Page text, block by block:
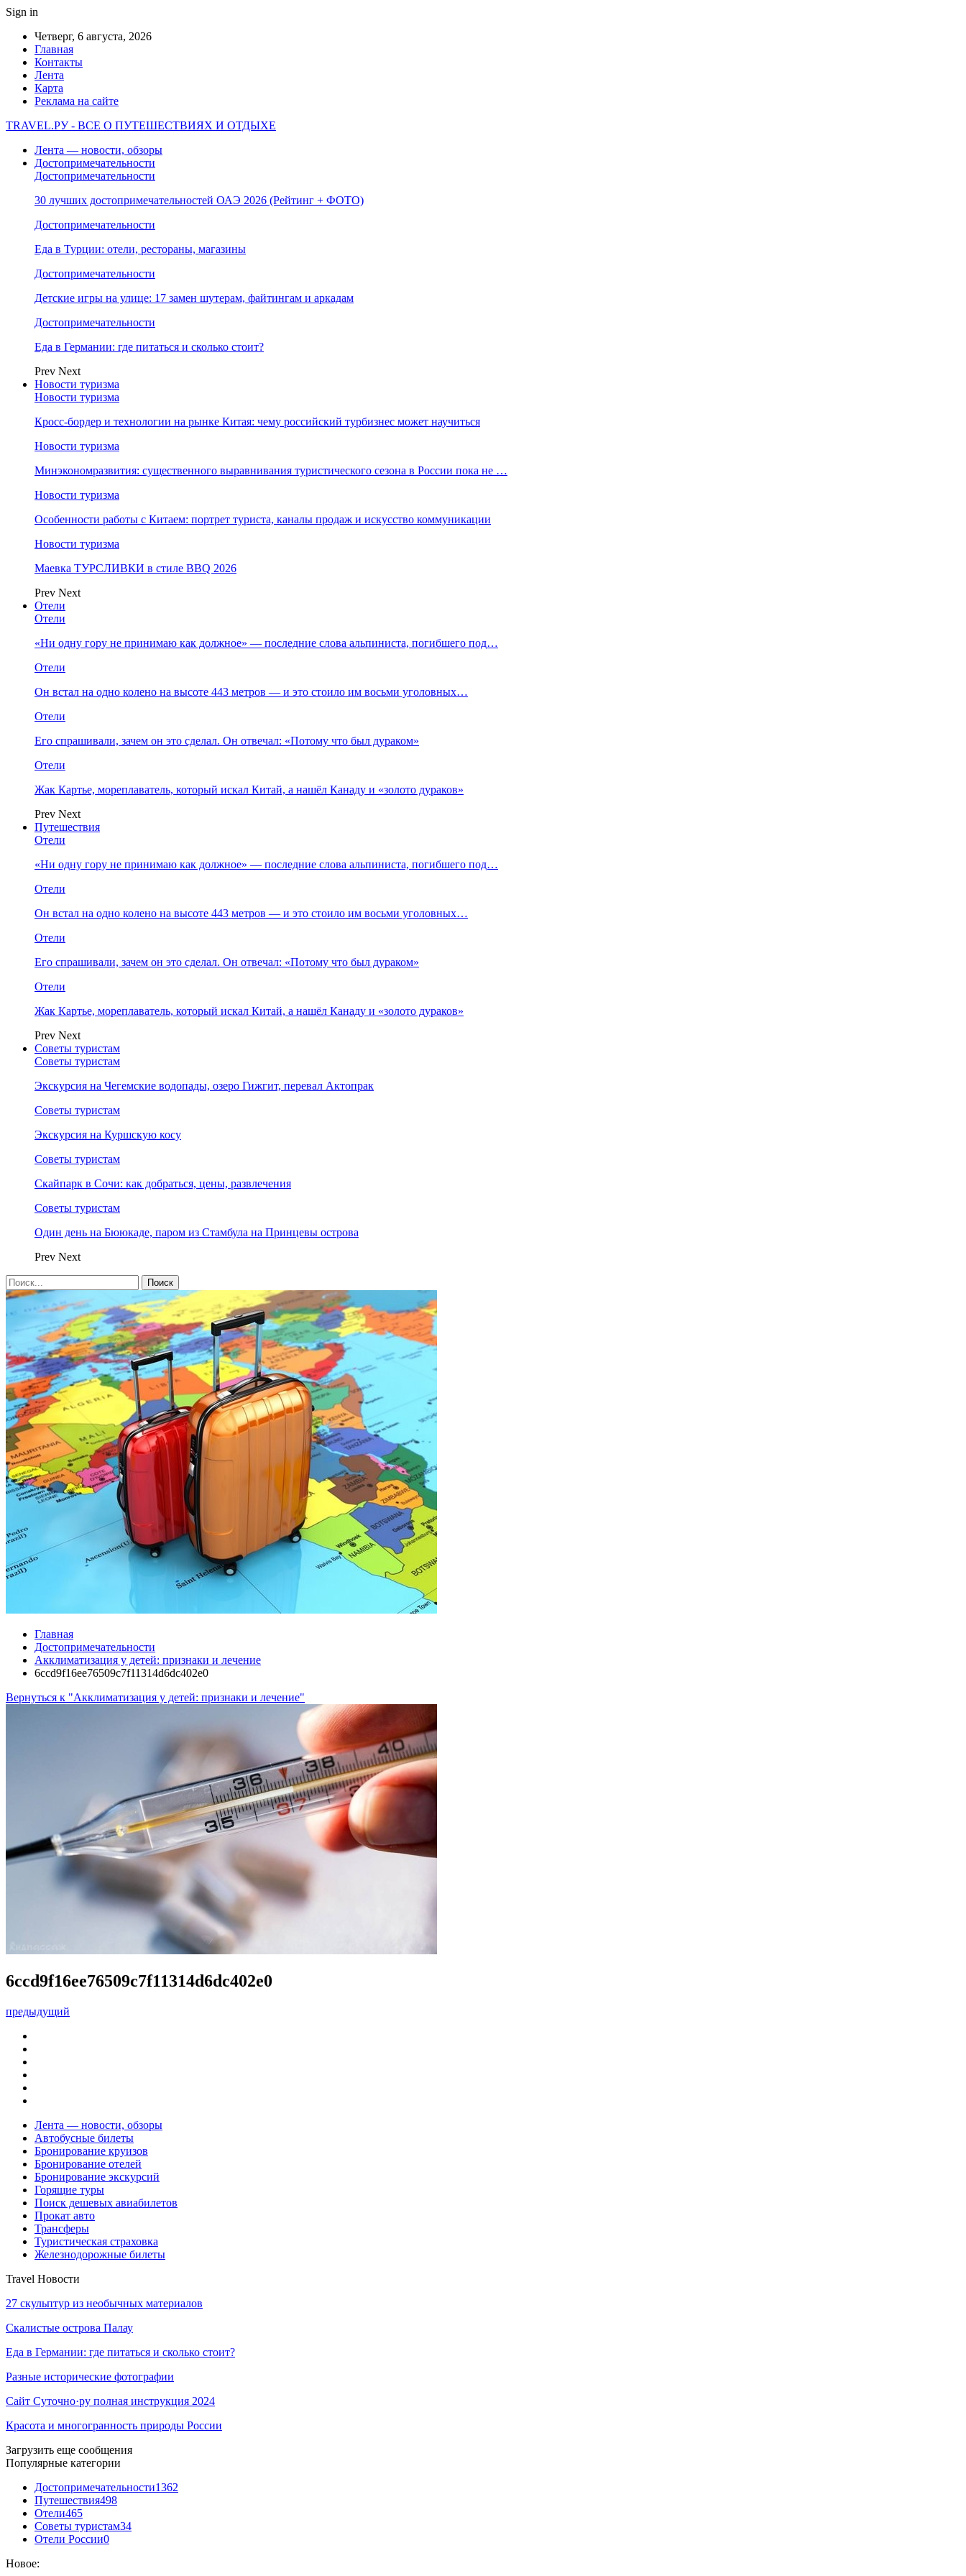
Sign in
Четверг, 6 августа, 2026
Главная
Контакты
Лента
Карта
Реклама на сайте
TRAVEL.РУ - ВСЕ О ПУТЕШЕСТВИЯХ И ОТДЫХЕ
Лента — новости, обзоры
Достопримечательности
Достопримечательности
30 лучших достопримечательностей ОАЭ 2026 (Рейтинг + ФОТО)
Достопримечательности
Еда в Турции: отели, рестораны, магазины
Достопримечательности
Детские игры на улице: 17 замен шутерам, файтингам и аркадам
Достопримечательности
Еда в Германии: где питаться и сколько стоит?
Prev Next
Новости туризма
Новости туризма
Кросс-бордер и технологии на рынке Китая: чему российский турбизнес может научиться
Новости туризма
Минэкономразвития: существенного выравнивания туристического сезона в России пока не …
Новости туризма
Особенности работы с Китаем: портрет туриста, каналы продаж и искусство коммуникации
Новости туризма
Маевка ТУРСЛИВКИ в стиле BBQ 2026
Prev Next
Отели
Отели
«Ни одну гору не принимаю как должное» — последние слова альпиниста, погибшего под…
Отели
Он встал на одно колено на высоте 443 метров — и это стоило им восьми уголовных…
Отели
Его спрашивали, зачем он это сделал. Он отвечал: «Потому что был дураком»
Отели
Жак Картье, мореплаватель, который искал Китай, а нашёл Канаду и «золото дураков»
Prev Next
Путешествия
Отели
«Ни одну гору не принимаю как должное» — последние слова альпиниста, погибшего под…
Отели
Он встал на одно колено на высоте 443 метров — и это стоило им восьми уголовных…
Отели
Его спрашивали, зачем он это сделал. Он отвечал: «Потому что был дураком»
Отели
Жак Картье, мореплаватель, который искал Китай, а нашёл Канаду и «золото дураков»
Prev Next
Советы туристам
Советы туристам
Экскурсия на Чегемские водопады, озеро Гижгит, перевал Актопрак
Советы туристам
Экскурсия на Куршскую косу
Советы туристам
Скайпарк в Сочи: как добраться, цены, развлечения
Советы туристам
Один день на Бююкаде, паром из Стамбула на Принцевы острова
Prev Next
Главная
Достопримечательности
Акклиматизация у детей: признаки и лечение
6ccd9f16ee76509c7f11314d6dc402e0
Вернуться к "Акклиматизация у детей: признаки и лечение"
6ccd9f16ee76509c7f11314d6dc402e0
предыдущий
Лента — новости, обзоры
Автобусные билеты
Бронирование круизов
Бронирование отелей
Бронирование экскурсий
Горящие туры
Поиск дешевых авиабилетов
Прокат авто
Трансферы
Туристическая страховка
Железнодорожные билеты
Travel Новости
27 скульптур из необычных материалов
Скалистые острова Палау
Еда в Германии: где питаться и сколько стоит?
Разные исторические фотографии
Сайт Суточно·ру полная инструкция 2024
Красота и многогранность природы России
Загрузить еще сообщения
Популярные категории
Достопримечательности1362
Путешествия498
Отели465
Советы туристам34
Отели России0
Новое: